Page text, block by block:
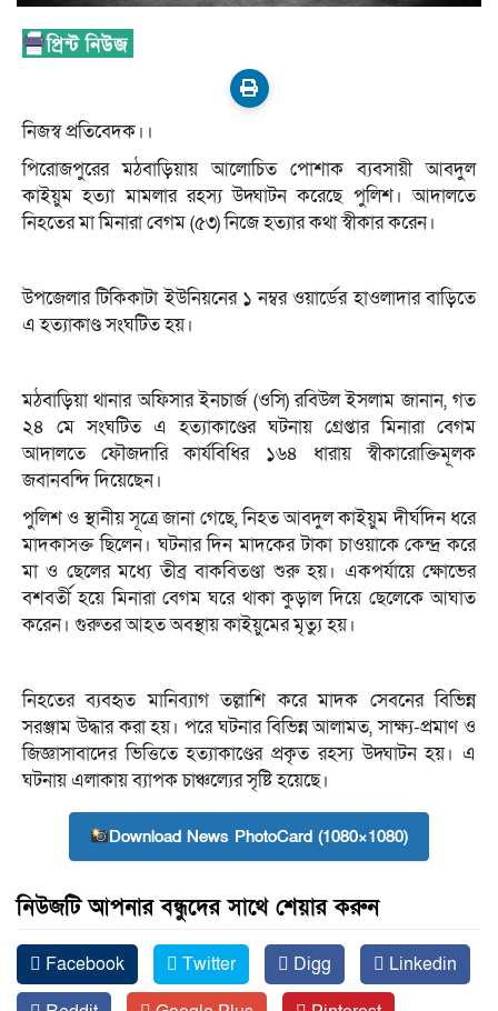
নিজস্ব প্রতিবেদক।।
পিরোজপুরের মঠবাড়িয়ায় আলোচিত পোশাক ব্যবসায়ী আবদুল
কাইয়ুম হত্যা মামলার রহস্য উদ্ঘাটন করেছে পুলিশ। আদালতে
নিহতের মা মিনারা বেগম (৫৩) নিজে হত্যার কথা স্বীকার করেন।
উপজেলার টিকিকাটা ইউনিয়নের ১ নম্বর ওয়ার্ডের হাওলাদার বাড়িতে
এ হত্যাকাণ্ড সংঘটিত হয়।
মঠবাড়িয়া থানার অফিসার ইনচার্জ (ওসি) রবিউল ইসলাম জানান, গত
২৪ মে সংঘটিত এ হত্যাকাণ্ডের ঘটনায় গ্রেপ্তার মিনারা বেগম
আদালতে ফৌজদারি কার্যবিধির ১৬৪ ধারায় স্বীকারোক্তিমূলক
জবানবন্দি দিয়েছেন।
পুলিশ ও স্থানীয় সূত্রে জানা গেছে, নিহত আবদুল কাইয়ুম দীর্ঘদিন ধরে
মাদকাসক্ত ছিলেন। ঘটনার দিন মাদকের টাকা চাওয়াকে কেন্দ্র করে
মা ও ছেলের মধ্যে তীব্র বাকবিতণ্ডা শুরু হয়। একপর্যায়ে ক্ষোভের
বশবর্তী হয়ে মিনারা বেগম ঘরে থাকা কুড়াল দিয়ে ছেলেকে আঘাত
করেন। গুরুতর আহত অবস্থায় কাইয়ুমের মৃত্যু হয়।
নিহতের ব্যবহৃত মানিব্যাগ তল্লাশি করে মাদক সেবনের বিভিন্ন
সরঞ্জাম উদ্ধার করা হয়। পরে ঘটনার বিভিন্ন আলামত, সাক্ষ্য-প্রমাণ ও
জিজ্ঞাসাবাদের ভিত্তিতে হত্যাকাণ্ডের প্রকৃত রহস্য উদ্ঘাটন হয়। এ
ঘটনায় এলাকায় ব্যাপক চাঞ্চল্যের সৃষ্টি হয়েছে।
Download News PhotoCard (1080×1080)
নিউজটি আপনার বন্ধুদের সাথে শেয়ার করুন
Facebook Twitter Digg
Linkedin